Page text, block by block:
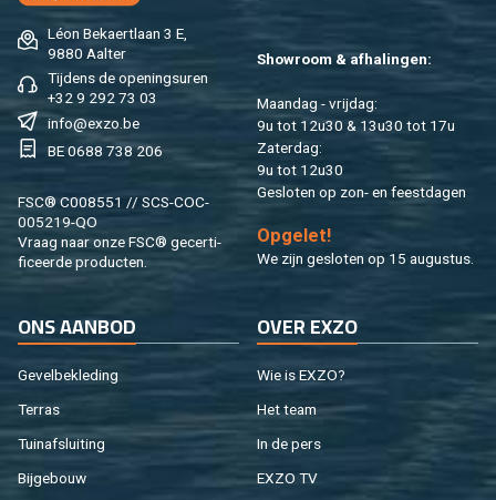
Léon Be­kaert­laan 3 E,
9880 Aal­ter
Tij­dens de ope­nings­uren
+32 9 292 73 03
info@​exzo.​be
BE 0688 738 206
FSC® C008551 // SCS-COC-
005219-QO
Vraag naar onze FSC® ge­cer­ti­
fi­ceer­de pro­duc­ten.
Show­room & af­ha­lin­gen:
Maan­dag - vrij­dag:
9u tot 12u30 & 13u30 tot 17u
Za­ter­dag:
9u tot 12u30
Ge­slo­ten op zon- en feest­da­gen
Op­ge­let!
We zijn ge­slo­ten op 15 au­gus­tus.
ONS AAN­BOD
Ge­vel­be­kle­ding
Ter­ras
Tuin­af­slui­ting
Bij­ge­bouw
OVER EXZO
Wie is EXZO?
Het team
In de pers
EXZO TV